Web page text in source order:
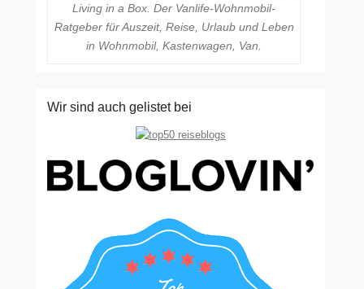
Living in a Box. Der Vanlife-Wohnmobil-
Ratgeber für Auszeit, Reise, Urlaub und Leben
in Wohnmobil, Kastenwagen, Van.
Wir sind auch gelistet bei